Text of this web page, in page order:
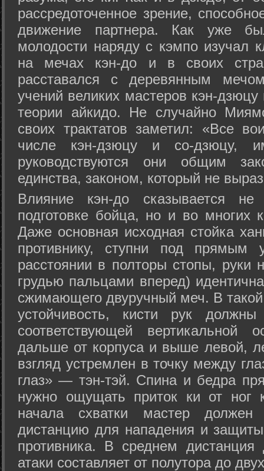
рассредоточенное зрение,
движение партнера. Как уже
молодости наряду с кэмпо изучал
на мечах кэн-до и в своих
расставался с деревянным
учений великих мастеров кэн-
теории айкидо. Не случайно
своих трактатов заметил: «Все
числе кэн-дзюцу и со-дзюцу,
руководствуются они общим
единства, законом, который не
Влияние кэн-до сказывается не
подготовке бойца, но и во многих
Даже основная исходная стойка
противнику, ступни под прямым
расстоянии в полторы стопы, руки
грудью пальцами вперед)
сжимающего двуручный меч. В
устойчивость, кисти рук
соответствующей
дальше от корпуса и выше левой,
взгляд устремлен в точку между
глаз» — тэн-тэй. Спина и бедра
нужно ощущать приток ки от
начала схватки мастер должен
дистанцию для нападения и
противника. В среднем
атаки составляет от полутора до